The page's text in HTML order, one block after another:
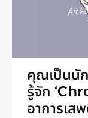
คุณเป็นนัก
รู้จัก
อาการเส